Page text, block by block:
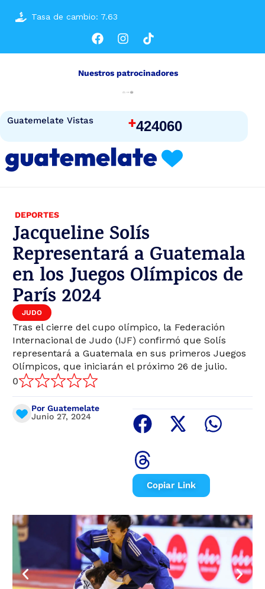
Tasa de cambio: 7.63
Guatemelate Vistas +424060
Nuestros patrocinadores
DEPORTES
Jacqueline Solís
Representará a Guatemala
en los Juegos Olímpicos de
París 2024
JUDO
Tras el cierre del cupo olímpico, la Federación
Internacional de Judo (IJF) confirmó que Solís
representará a Guatemala en sus primeros Juegos
Olímpicos, que iniciarán el próximo 26 de julio.
0
Por Guatemelate
Junio 27, 2024
Copiar Link